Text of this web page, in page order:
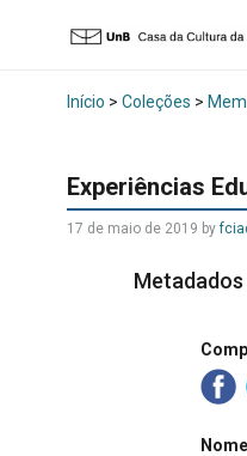
Início > Coleções >
Experiências
17 de maio de 2019 by
Metadados